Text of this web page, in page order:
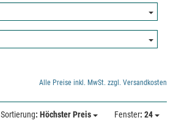
Alle Preise inkl. MwSt. zzgl. Versandkosten
Sortierung: Höchster Preis Fenster: 24